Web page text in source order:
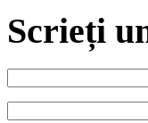
Scrieți